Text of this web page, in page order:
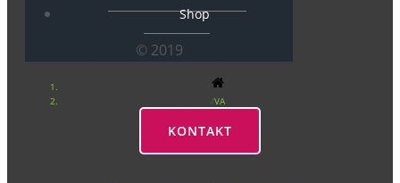
Shop
© 2019
VA
KONTAKT